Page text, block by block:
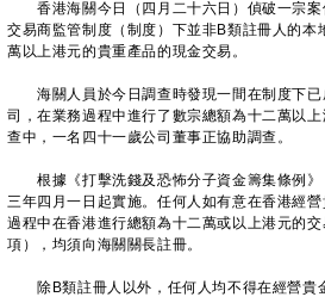
香港海關今日（四月二十六日）偵破一宗案
交易商監管制度（制度）下並非B類註冊人的本
萬以上港元的貴重產品的現金交易。
海關人員於今日調查時發現一間在制度下已
司，在業務過程中進行了數宗總額為十二萬以
查中，一名四十一歲公司董事正協助調查。
根據《打擊洗錢及恐怖分子資金籌集條例》
三年四月一日起實施。任何人如有意在香港經
過程中在香港進行總額為十二萬或以上港元的
項），均須向海關關長註冊。
除B類註冊人以外，任何人均不得在經營貴